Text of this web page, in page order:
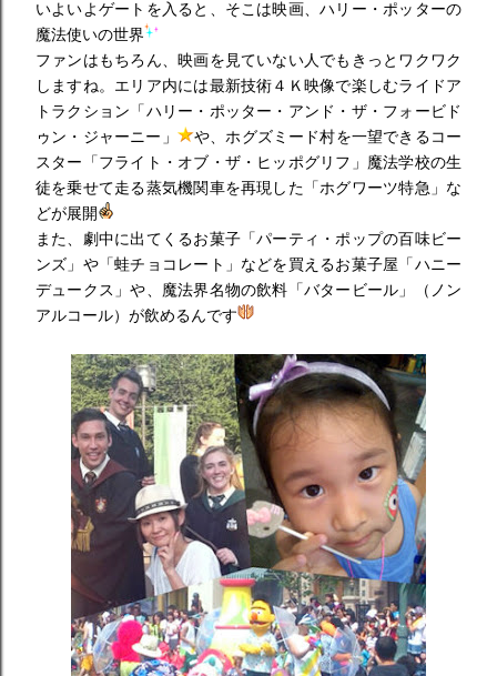
いよいよゲートを入ると、そこは映画、ハリー・ポッターの
魔法使いの世界
ファンはもちろん、映画を見ていない人でもきっとワクワク
しますね。エリア内には最新技術４Ｋ映像で楽しむライドア
トラクション「ハリー・ポッター・アンド・ザ・フォービド
ゥン・ジャーニー」
や、ホグズミード村を一望できるコー
スター「フライト・オブ・ザ・ヒッポグリフ」魔法学校の生
徒を乗せて走る蒸気機関車を再現した「ホグワーツ特急」な
どが展開
また、劇中に出てくるお菓子「パーティ・ポップの百味ビー
ンズ」や「蛙チョコレート」などを買えるお菓子屋「ハニー
デュークス」や、魔法界名物の飲料「バタービール」（ノン
アルコール）が飲めるんです